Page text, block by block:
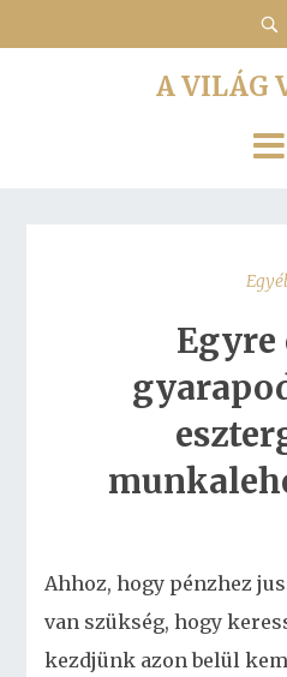
A VILÁG
Egyre
Ahhoz, hogy pénzhez
van szükség, hogy
kezdjünk azon belül